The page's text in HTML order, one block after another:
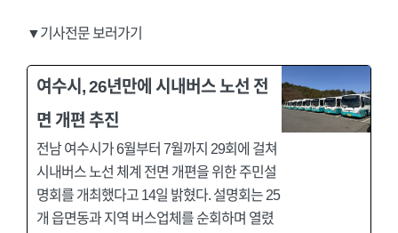
▼기사전문 보러가기
여수시, 26년만에 시내버스 노선 전
면 개편 추진
전남 여수시가 6월부터 7월까지 29회에 걸쳐
시내버스 노선 체계 전면 개편을 위한 주민설
명회를 개최했다고 14일 밝혔다. 설명회는 25
개 읍면동과 지역 버스업체를 순회하며 열렸